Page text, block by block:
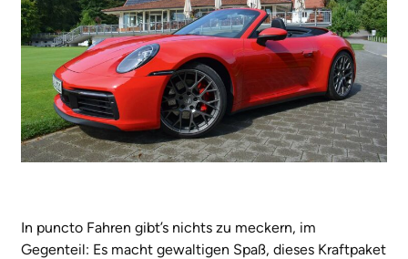
In puncto Fahren gibt’s nichts zu meckern, im
Gegenteil: Es macht gewaltigen Spaß, dieses Kraftpaket